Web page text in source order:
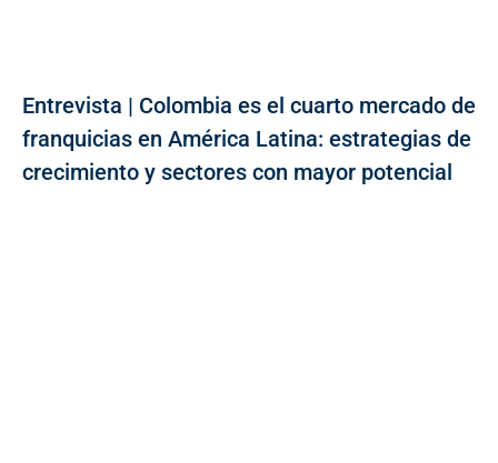
Entrevista | Colombia es el cuarto mercado de
franquicias en América Latina: estrategias de
crecimiento y sectores con mayor potencial